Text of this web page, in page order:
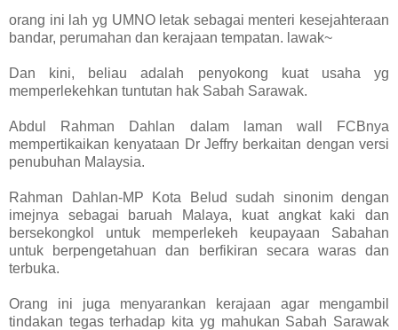
orang ini lah yg UMNO letak sebagai menteri kesejahteraan
bandar, perumahan dan kerajaan tempatan. lawak~
Dan kini, beliau adalah penyokong kuat usaha yg
memperlekehkan tuntutan hak Sabah Sarawak.
Abdul Rahman Dahlan dalam laman wall FCBnya
mempertikaikan kenyataan Dr Jeffry berkaitan dengan versi
penubuhan Malaysia.
Rahman Dahlan-MP Kota Belud sudah sinonim dengan
imejnya sebagai baruah Malaya, kuat angkat kaki dan
bersekongkol untuk memperlekeh keupayaan Sabahan
untuk berpengetahuan dan berfikiran secara waras dan
terbuka.
Orang ini juga menyarankan kerajaan agar mengambil
tindakan tegas terhadap kita yg mahukan Sabah Sarawak